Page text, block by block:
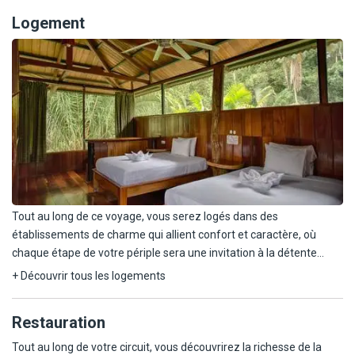
les sons mystérieux de la jungle.
coucher de soleil sur cette île envoûtante vous émerveillera
ambiance sereine et naturelle. Nuit au lodge.
l'océan Pacifique. Déjeuner libre. En fin de journée, transfert
à l'aéroport pour votre vol international.
Logement
Tout au long de ce voyage, vous serez logés dans des
établissements de charme qui allient confort et caractère, où
chaque étape de votre périple sera une invitation à la détente
après vos journées d'aventure.
au cœur du quartier de Miraflores.
+ Découvrir tous les logements
Restauration
Tout au long de votre circuit, vous découvrirez la richesse de la